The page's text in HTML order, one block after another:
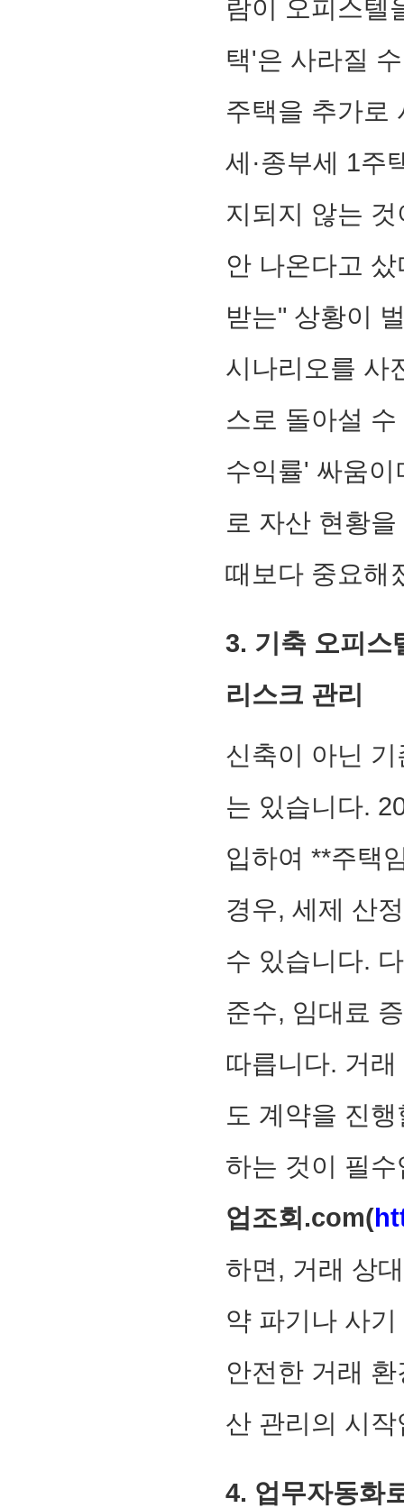
람이 오피스텔
택'은 사라질
주택을 추가로
세·종부세 1주
지되지 않는
안 나온다고
받는" 상황이
시나리오를 사
스로 돌아설
수익률' 싸움
로 자산 현황
때보다 중요해
3. 기축 오피스
리스크 관리
신축이 아닌
는 있습니다.
입하여 **주택
경우, 세제 산
수 있습니다.
준수, 임대료
따릅니다. 거
도 계약을 진
하는 것이 필
업조회.com(
하면, 거래 상
약 파기나 사
안전한 거래
산 관리의 시
4. 업무자동화